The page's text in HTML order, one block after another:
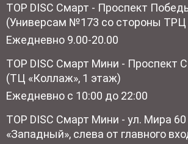
TOP DISC Смарт - Проспект
(Универсам №173 со стороны ТРЦ
Ежедневно 9.00-20.00
TOP DISC Смарт Мини - Проспект
(ТЦ «Коллаж», 1 этаж)
Ежедневно с 10:00 до 22:00
TOP DISC Смарт Мини - ул. Мира
«Западный», слева от главного